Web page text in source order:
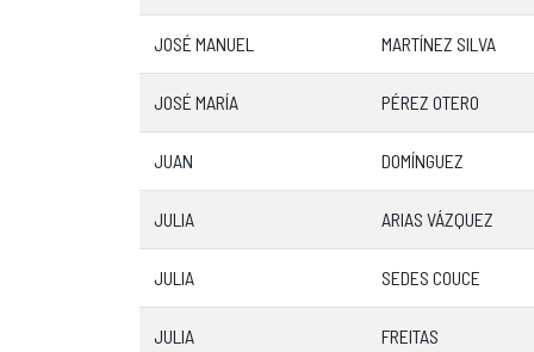
JOSÉ MANUEL MARTÍNEZ SILVA
JOSÉ MARÍA PÉREZ OTERO
JUAN DOMÍNGUEZ
JULIA ARIAS VÁZQUEZ
JULIA SEDES COUCE
JULIA FREITAS